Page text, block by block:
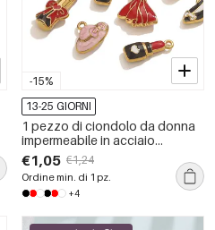
-15%
13-25 GIORNI
1 pezzo di ciondolo da donna
impermeabile in acciaio
inossidabile fai da te
€1,05 €1,24
Ordine min. di 1 pz.
+4